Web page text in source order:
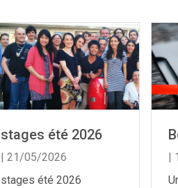
stages été 2026
| 21/05/2026
stages été 2026